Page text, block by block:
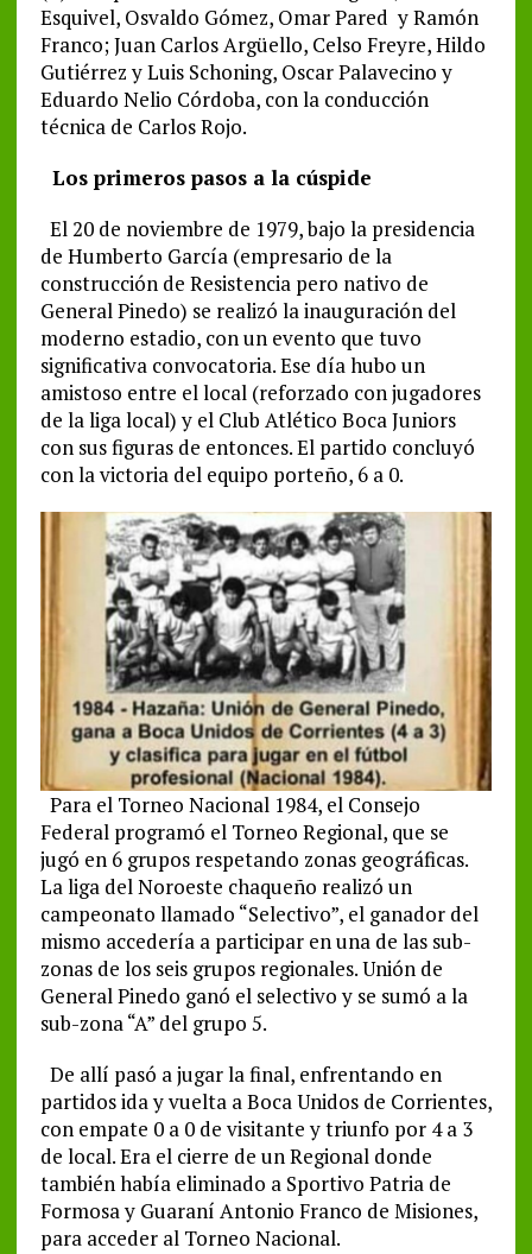
Esquivel, Osvaldo Gómez, Omar Pared y Ramón
Franco; Juan Carlos Argüello, Celso Freyre, Hildo
Gutiérrez y Luis Schoning, Oscar Palavecino y
Eduardo Nelio Córdoba, con la conducción
técnica de Carlos Rojo.
Los primeros pasos a la cúspide
El 20 de noviembre de 1979, bajo la presidencia
de Humberto García (empresario de la
construcción de Resistencia pero nativo de
General Pinedo) se realizó la inauguración del
moderno estadio, con un evento que tuvo
significativa convocatoria. Ese día hubo un
amistoso entre el local (reforzado con jugadores
de la liga local) y el Club Atlético Boca Juniors
con sus figuras de entonces. El partido concluyó
con la victoria del equipo porteño, 6 a 0.
Para el Torneo Nacional 1984, el Consejo
Federal programó el Torneo Regional, que se
jugó en 6 grupos respetando zonas geográficas.
La liga del Noroeste chaqueño realizó un
campeonato llamado “Selectivo”, el ganador del
mismo accedería a participar en una de las sub-
zonas de los seis grupos regionales. Unión de
General Pinedo ganó el selectivo y se sumó a la
sub-zona “A” del grupo 5.
De allí pasó a jugar la final, enfrentando en
partidos ida y vuelta a Boca Unidos de Corrientes,
con empate 0 a 0 de visitante y triunfo por 4 a 3
de local. ​Era el cierre de un Regional donde
también había eliminado a Sportivo Patria de
Formosa y Guaraní Antonio Franco de Misiones,
para acceder al Torneo Nacional.